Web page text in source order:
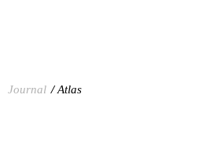
Journal Atlas